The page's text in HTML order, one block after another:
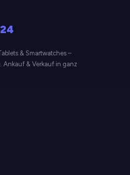
24
& Smartwatches –
Ankauf & Verkauf in ganz